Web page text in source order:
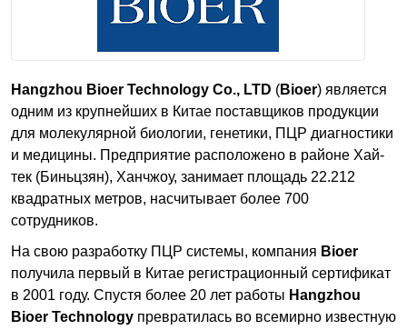
О компании
Новости
Блог
Партнеры
Hangzhou Bioer Technology Co., LTD (Bioer) является
одним из крупнейших в Китае поставщиков продукции
для молекулярной биологии, генетики, ПЦР диагностики
и медицины. Предприятие расположено в районе Хай-
тек (Биньцзян), Ханчжоу, занимает площадь 22.212
квадратных метров, насчитывает более 700
сотрудников.
На свою разработку ПЦР системы, компания Bioer
получила первый в Китае регистрационный сертификат
в 2001 году. Спустя более 20 лет работы Hangzhou
Bioer Technology превратилась во всемирно известную